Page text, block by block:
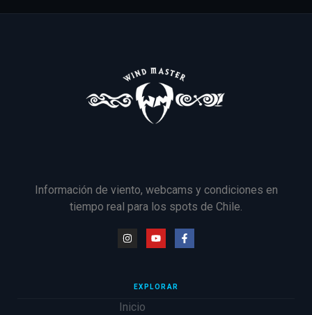
Información de viento, webcams y condiciones en
tiempo real para los spots de Chile.
EXPLORAR
Inicio